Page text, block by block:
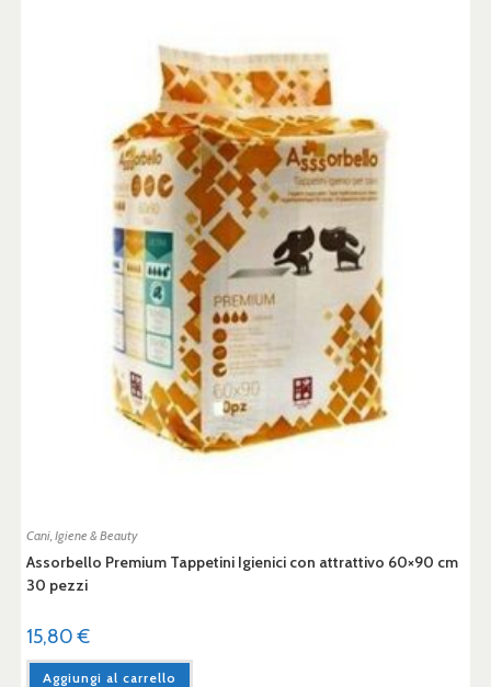
Cani, Igiene & Beauty
Assorbello Premium Tappetini Igienici con attrattivo 60×90 cm
30 pezzi
15,80€
Aggiungi al carrello